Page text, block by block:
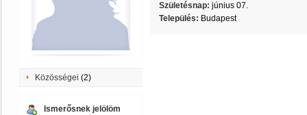
Közösségei (2)
Ismerősnek jelölöm
Születésnap: június 07.
Település: Budapest